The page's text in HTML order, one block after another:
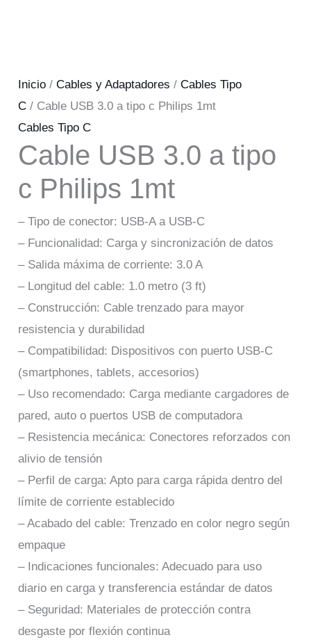
Inicio /Cables y Adaptadores /Cables Tipo
C / Cable USB 3.0 a tipo c Philips 1mt
Cables Tipo C
Cable USB 3.0 a tipo
c Philips 1mt
– Tipo de conector: USB-A a USB-C
– Funcionalidad: Carga y sincronización de datos
– Salida máxima de corriente: 3.0 A
– Longitud del cable: 1.0 metro (3 ft)
– Construcción: Cable trenzado para mayor
resistencia y durabilidad
– Compatibilidad: Dispositivos con puerto USB-C
(smartphones, tablets, accesorios)
– Uso recomendado: Carga mediante cargadores de
pared, auto o puertos USB de computadora
– Resistencia mecánica: Conectores reforzados con
alivio de tensión
– Perfil de carga: Apto para carga rápida dentro del
límite de corriente establecido
– Acabado del cable: Trenzado en color negro según
empaque
– Indicaciones funcionales: Adecuado para uso
diario en carga y transferencia estándar de datos
– Seguridad: Materiales de protección contra
desgaste por flexión continua